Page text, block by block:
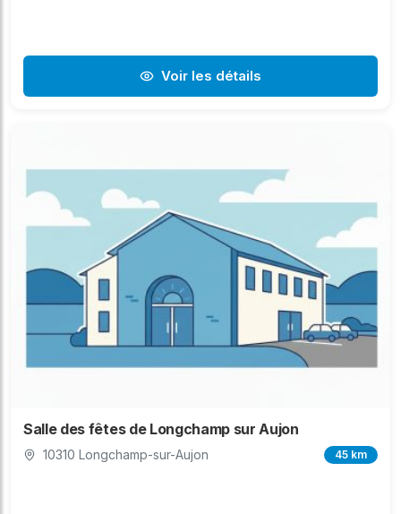
Voir les détails
Salle des fêtes de Longchamp sur Aujon
10310 Longchamp-sur-Aujon 45 km